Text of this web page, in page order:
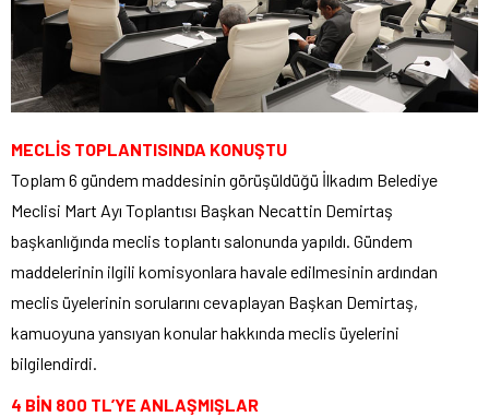
MECLİS TOPLANTISINDA KONUŞTU
Toplam 6 gündem maddesinin görüşüldüğü İlkadım Belediye
Meclisi Mart Ayı Toplantısı Başkan Necattin Demirtaş
başkanlığında meclis toplantı salonunda yapıldı. Gündem
maddelerinin ilgili komisyonlara havale edilmesinin ardından
meclis üyelerinin sorularını cevaplayan Başkan Demirtaş,
kamuoyuna yansıyan konular hakkında meclis üyelerini
bilgilendirdi.
4 BİN 800 TL’YE ANLAŞMIŞLAR